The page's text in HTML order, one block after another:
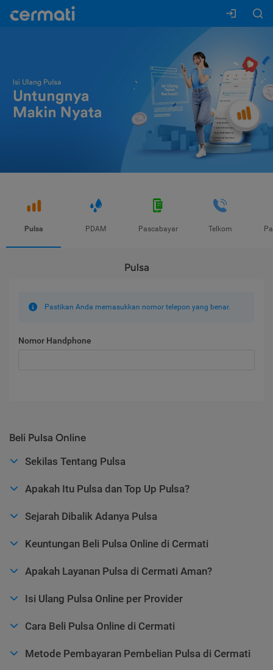
Pulsa PDAM Pascabayar Telkom
Pulsa
Pastikan Anda memasukkan nomor telepon yang benar.
Nomor Handphone
Beli Pulsa Online
Sekilas Tentang Pulsa
Apakah Itu Pulsa dan Top Up Pulsa?
Sejarah Dibalik Adanya Pulsa
Keuntungan Beli Pulsa Online di Cermati
Apakah Layanan Pulsa di Cermati Aman?
Isi Ulang Pulsa Online per Provider
Cara Beli Pulsa Online di Cermati
Metode Pembayaran Pembelian Pulsa di Cermati